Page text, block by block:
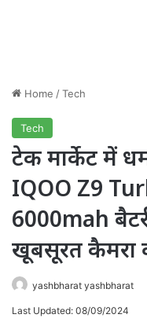
Home /Tech
Tech
टेक मार्केट में
IQOO Z9
6000mah
खूबसूरत कैमरा
yashbharat yashbharat
Last Updated: 08/09/2024